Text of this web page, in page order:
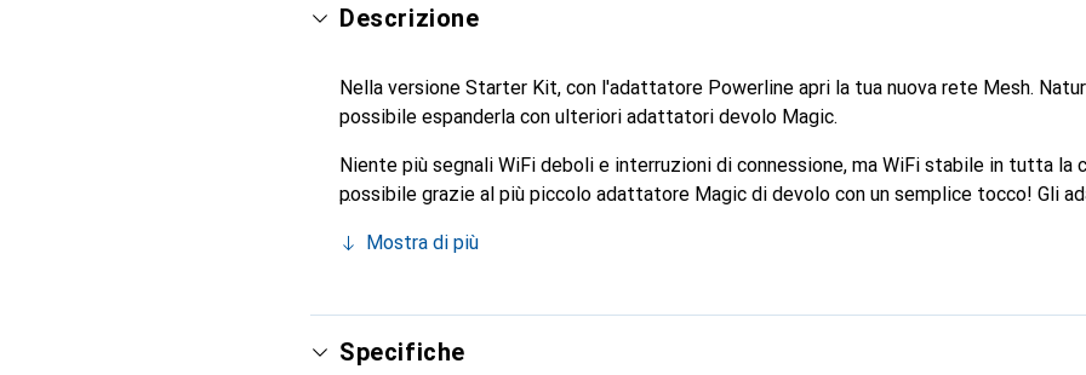
Descrizione
Nella versione Starter Kit, con l'adattatore Powerline apri la tua nuova rete Mesh.
possibile espanderla con ulteriori adattatori devolo Magic.
Niente più segnali WiFi deboli e interruzioni di connessione, ma WiFi stabile in tutta
possibile grazie al più piccolo adattatore Magic di devolo con un semplice tocco! Gli
Questi adattatori discreti distribuiscono il segnale Internet in tutta la casa tramite la
stessa rete, compresi nome e password. Una volta connesso alla rete WiFi, il tuo
sempre collegarsi automaticamente al router o all'adattatore Magic più vicino.
Mostra di più
Specifiche